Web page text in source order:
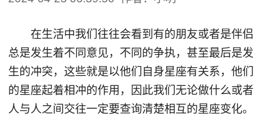
在生活中我们往往会看到有的朋友或者是伴侣
总是发生着不同意见，不同的争执，甚至最后是发
生的冲突，这些就是以他们自身星座有关系，他们
的星座起着相冲的作用，因此我们无论做什么或者
人与人之间交往一定要查询清楚相互的星座变化。